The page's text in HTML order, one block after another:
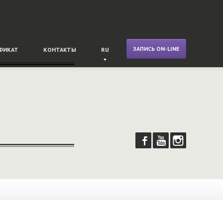
КОНТАКТЫ RU ЗАПИСЬ ON-LINE